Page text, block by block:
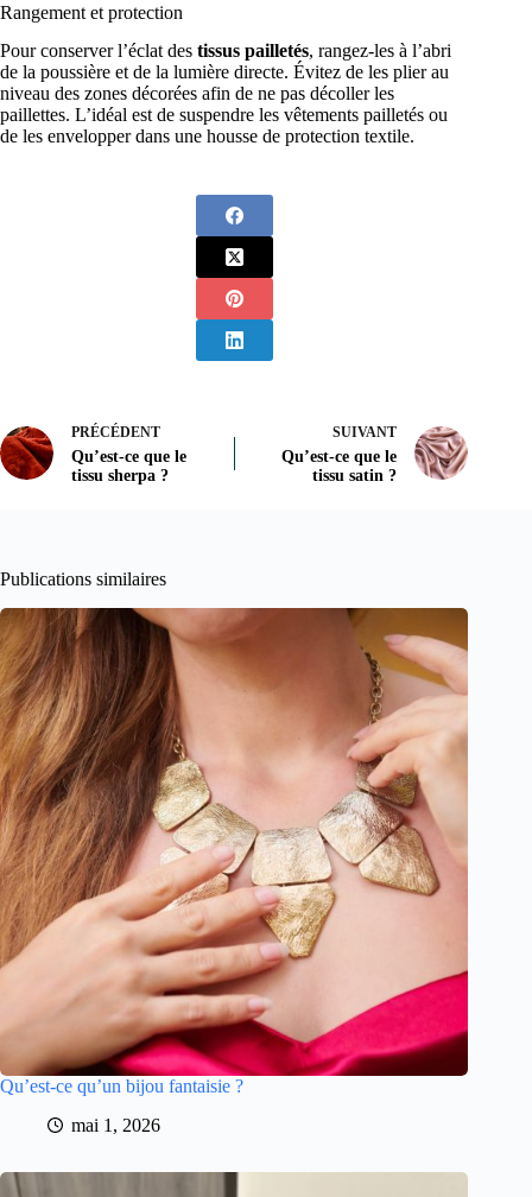
Rangement et protection
Pour conserver l’éclat des tissus pailletés, rangez-les à l’abri
de la poussière et de la lumière directe. Évitez de les plier au
niveau des zones décorées afin de ne pas décoller les
paillettes. L’idéal est de suspendre les vêtements pailletés ou
de les envelopper dans une housse de protection textile.
PRÉCÉDENT
Qu’est-ce que le
tissu sherpa ?
SUIVANT
Qu’est-ce que le
tissu satin ?
Publications similaires
Qu’est-ce qu’un bijou fantaisie ?
mai 1, 2026